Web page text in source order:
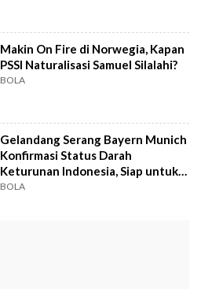
Makin On Fire di Norwegia, Kapan
PSSI Naturalisasi Samuel Silalahi?
BOLA
Gelandang Serang Bayern Munich
Konfirmasi Status Darah
Keturunan Indonesia, Siap untuk
Ronde 4?
BOLA